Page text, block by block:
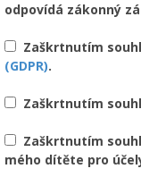
odpovídá zákonný
Zaškrtnutím
(GDPR).
Zaškrtnutím
Zaškrtnutím
mého dítěte pro